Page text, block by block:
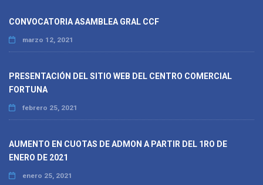
CONVOCATORIA ASAMBLEA GRAL CCF
marzo 12, 2021
PRESENTACIÓN DEL SITIO WEB DEL CENTRO COMERCIAL
FORTUNA
febrero 25, 2021
AUMENTO EN CUOTAS DE ADMON A PARTIR DEL 1RO DE
ENERO DE 2021
enero 25, 2021